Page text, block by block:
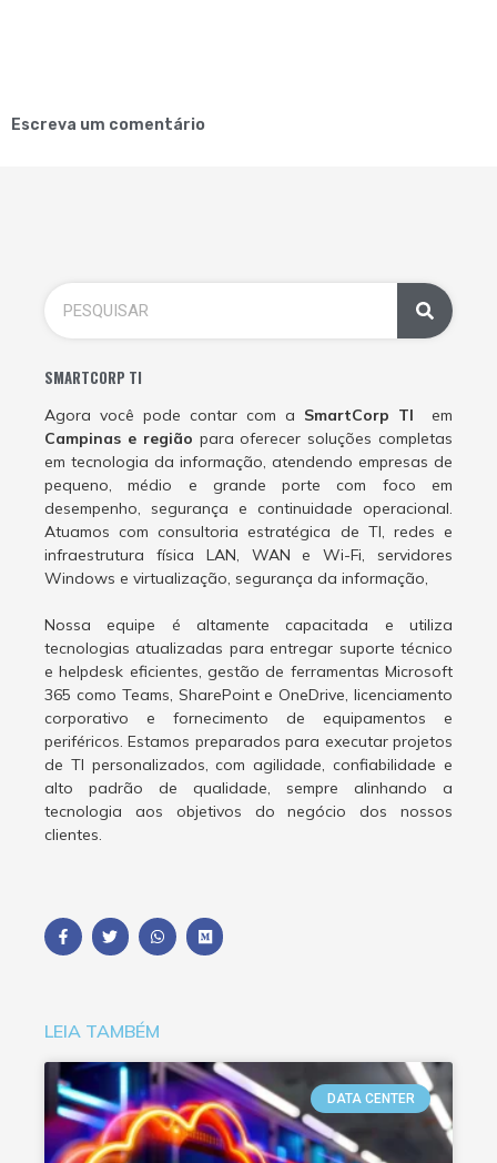
Escreva um comentário
SMARTCORP TI
Agora você pode contar com a SmartCorp TI em
Campinas e região para oferecer soluções completas
em tecnologia da informação, atendendo empresas de
pequeno, médio e grande porte com foco em
desempenho, segurança e continuidade operacional.
Atuamos com consultoria estratégica de TI, redes e
infraestrutura física LAN, WAN e Wi-Fi, servidores
Windows e virtualização, segurança da informação,
Nossa equipe é altamente capacitada e utiliza
tecnologias atualizadas para entregar suporte técnico
e helpdesk eficientes, gestão de ferramentas Microsoft
365 como Teams, SharePoint e OneDrive, licenciamento
corporativo e fornecimento de equipamentos e
periféricos. Estamos preparados para executar projetos
de TI personalizados, com agilidade, confiabilidade e
alto padrão de qualidade, sempre alinhando a
tecnologia aos objetivos do negócio dos nossos
clientes.
LEIA TAMBÉM
DATA CENTER